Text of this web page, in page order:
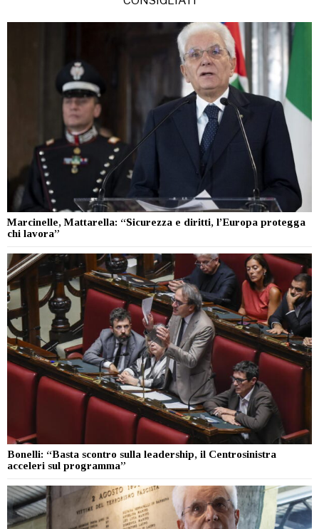
Marcinelle, Mattarella: “Sicurezza e diritti, l’Europa protegga
chi lavora”
Bonelli: “Basta scontro sulla leadership, il Centrosinistra
acceleri sul programma”